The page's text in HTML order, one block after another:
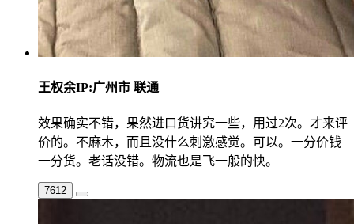
王权余IP:广州市 联通
效果确实不错，果然进口货讲究一些，用过2次。才来评
价的。不麻木，而且没什么刺激感觉。可以。一分价钱
一分货。老话没错。物流也是飞一般的快。
7612